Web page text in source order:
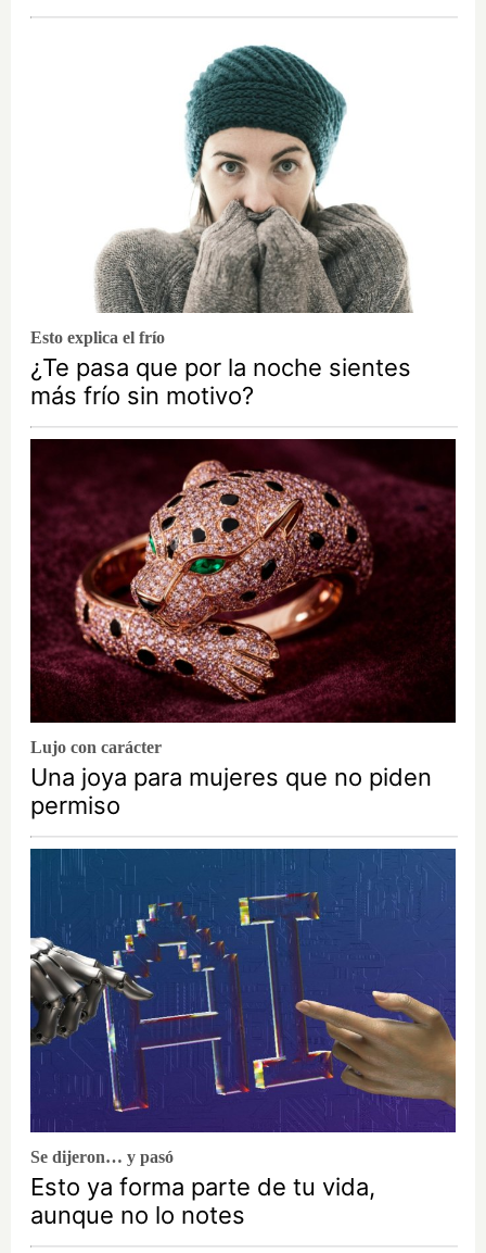
Esto explica el frío
¿Te pasa que por la noche sientes
más frío sin motivo?
Lujo con carácter
Una joya para mujeres que no piden
permiso
Se dijeron… y pasó
Esto ya forma parte de tu vida,
aunque no lo notes